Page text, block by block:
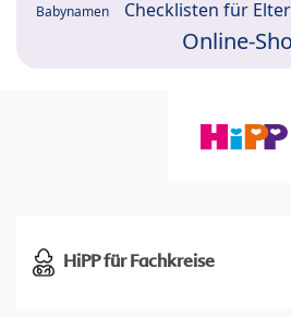
Babynamen Checklisten für
Online-
HiPP für Fachkreise